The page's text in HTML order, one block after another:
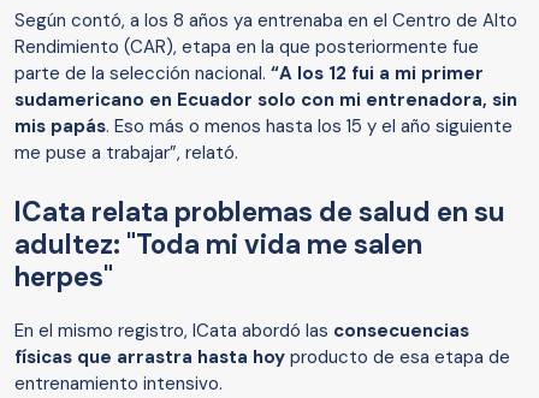
Según contó, a los 8 años ya entrenaba en el Centro de Alto
Rendimiento (CAR), etapa en la que posteriormente fue
parte de la selección nacional. “A los 12 fui a mi primer
sudamericano en Ecuador solo con mi entrenadora, sin
mis papás. Eso más o menos hasta los 15 y el año siguiente
me puse a trabajar”, relató.
ICata relata problemas de salud en su
adultez: "Toda mi vida me salen
herpes"
En el mismo registro, ICata abordó las consecuencias
físicas que arrastra hasta hoy producto de esa etapa de
entrenamiento intensivo.